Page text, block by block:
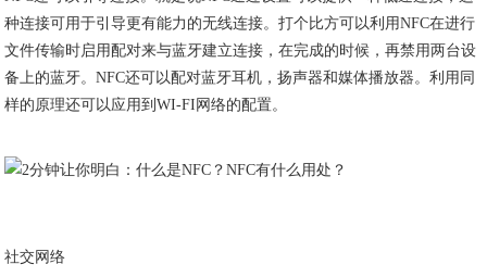
种连接可用于引导更有能力的无线连接。打个比方可以利用NFC在进行
文件传输时启用配对来与蓝牙建立连接，在完成的时候，再禁用两台设
备上的蓝牙。NFC还可以配对蓝牙耳机，扬声器和媒体播放器。利用同
样的原理还可以应用到WI-FI网络的配置。
社交网络